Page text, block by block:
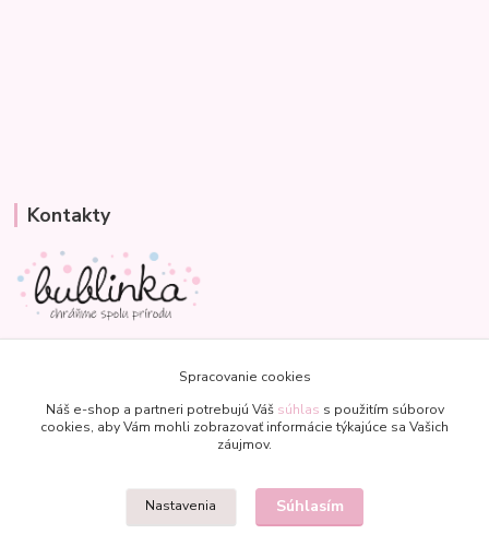
Kontakty
+421 907 977 470
bublinkapu@gmail.com
Spracovanie cookies
Náš e-shop a partneri potrebujú Váš súhlas s použitím súborov
cookies, aby Vám mohli zobrazovať informácie týkajúce sa Vašich
záujmov.
Nastavenia Súhlasím